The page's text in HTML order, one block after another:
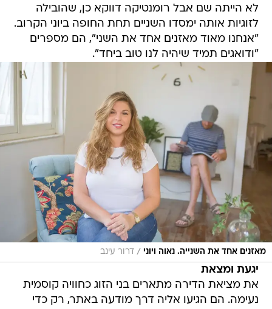
לא הייתה שם אבל רומנטיקה דווקא כן, שהובילה
לזוגיות אותה ימסדו השניים תחת החופה ביוני הקרוב.
"אנחנו מאוד מאזנים אחד את השני", הם מספרים
"ודואגים תמיד שיהיה לנו טוב ביחד".
מאזנים אחד את השנייה. נאוה ויוני / דרור עינב
יגעת ומצאת
את מציאת הדירה מתארים בני הזוג כחוויה קוסמית
נעימה. הם הגיעו אליה דרך מודעה באתר, רק כדי